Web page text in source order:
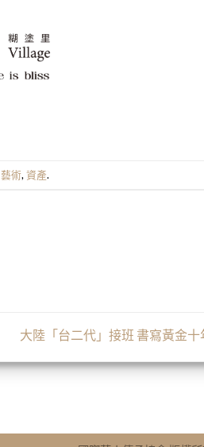
藝術, 資產.
大陸「台二代」接班 書寫黃金